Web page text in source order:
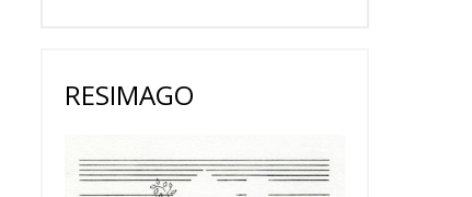
RESIMAGO